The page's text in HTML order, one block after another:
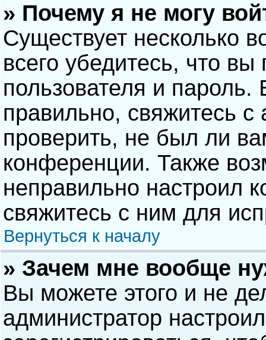
» Почему я не могу
Существует несколько
всего убедитесь, что
пользователя и
правильно, свяжитесь
проверить, не был ли
конференции. Также
неправильно настроил
свяжитесь с ним для
Вернуться к началу
» Зачем мне вообще
Вы можете этого и не
администратор